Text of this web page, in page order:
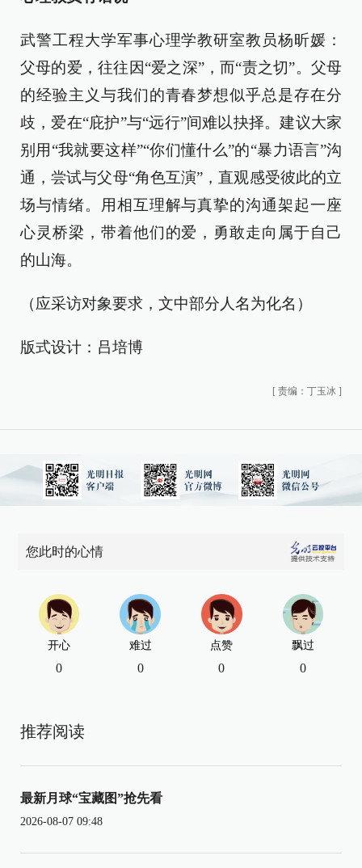
武警工程大学军事心理学教研室教员杨昕媛：
父母的爱，往往因“爱之深”，而“责之切”。父母
的经验主义与我们的青春梦想似乎总是存在分
歧，爱在“庇护”与“远行”间难以抉择。建议大家
别用“我就要这样”“你们懂什么”的“暴力语言”沟
通，尝试与父母“角色互演”，直观感受彼此的立
场与情绪。用相互理解与真挚的沟通架起一座
心灵桥梁，带着他们的爱，勇敢走向属于自己
的山海。
（应采访对象要求，文中部分人名为化名）
版式设计：吕培博
[ 责编：丁玉冰 ]
您此时的心情
开心
0
难过
0
点赞
0
飘过
0
推荐阅读
最新月球“宝藏图”抢先看
2026-08-07 09:48